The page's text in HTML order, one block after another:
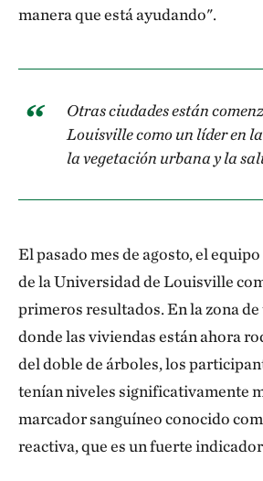
estar acostumbrado a trabajar con
fácil cocrear una estrategia de
Eso es fundamental. Y luego, el
resultados iniciales mostraran
soñado que algo parecido a esos
realidad dentro de 10 o 15 años. Es
¿Qué significa Green Heart
del sur de Louisville?
He observado más cohesión social
pasas con el coche, verás carteles
el jardín, cintas verdes atadas a los
manera que está ayudando".
Otras ciudades están
Louisville como un líder en
la vegetación urbana y la
El pasado mes de agosto, el
de la Universidad de Louisville
primeros resultados. En la zona
donde las viviendas están ahora
del doble de árboles, los
tenían niveles significativamente
marcador sanguíneo conocido
reactiva, que es un fuerte